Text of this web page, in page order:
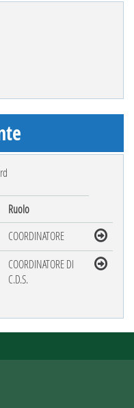
Ruolo
COORDINATORE
COORDINATORE DI
C.D.S.